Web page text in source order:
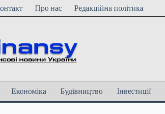
Про нас Редакційна політика
Економіка Будівництво Інвестиції